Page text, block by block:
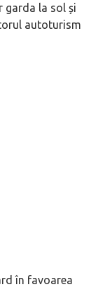
garda la sol și
autoturism
în favoarea